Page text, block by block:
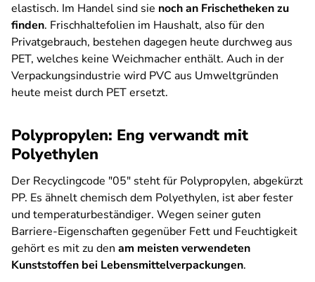
elastisch. Im Handel sind sie noch an Frischetheken zu
finden. Frischhaltefolien im Haushalt, also für den
Privatgebrauch, bestehen dagegen heute durchweg aus
PET, welches keine Weichmacher enthält. Auch in der
Verpackungsindustrie wird PVC aus Umweltgründen
heute meist durch PET ersetzt.
Polypropylen: Eng verwandt mit
Polyethylen
Der Recyclingcode "05" steht für Polypropylen, abgekürzt
PP. Es ähnelt chemisch dem Polyethylen, ist aber fester
und temperaturbeständiger. Wegen seiner guten
Barriere-Eigenschaften gegenüber Fett und Feuchtigkeit
gehört es mit zu den am meisten verwendeten
Kunststoffen bei Lebensmittelverpackungen.